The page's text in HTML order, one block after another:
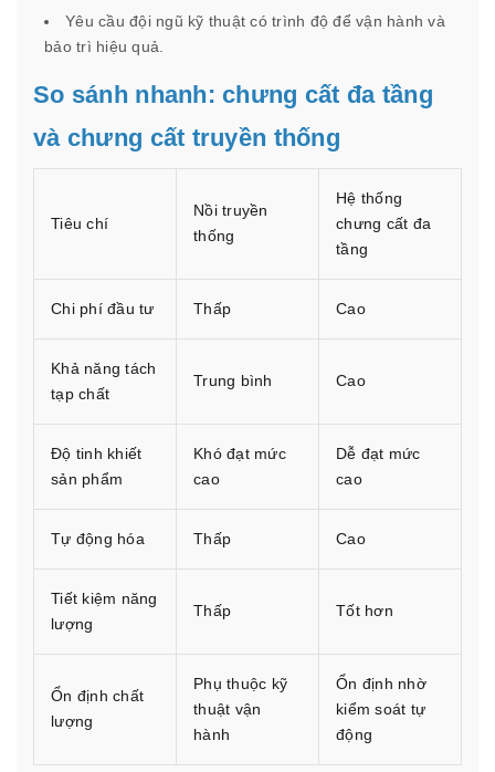
Yêu cầu đội ngũ kỹ thuật có trình độ để vận hành và
bảo trì hiệu quả.
So sánh nhanh: chưng cất đa tầng
và chưng cất truyền thống
Tiêu chí
Nồi truyền
thống
Hệ thống
chưng cất đa
tầng
Chi phí đầu tư Thấp Cao
Khả năng tách
tạp chất
Trung bình Cao
Độ tinh khiết
sản phẩm
Khó đạt mức
cao
Dễ đạt mức
cao
Tự động hóa Thấp Cao
Tiết kiệm năng
lượng
Thấp Tốt hơn
Ổn định chất
lượng
Phụ thuộc kỹ
thuật vận
hành
Ổn định nhờ
kiểm soát tự
động